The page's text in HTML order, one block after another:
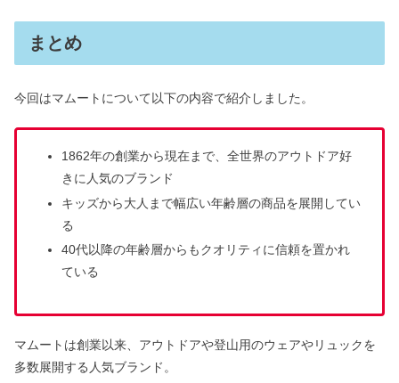
まとめ
今回はマムートについて以下の内容で紹介しました。
1862年の創業から現在まで、全世界のアウトドア好
きに人気のブランド
キッズから大人まで幅広い年齢層の商品を展開してい
る
40代以降の年齢層からもクオリティに信頼を置かれ
ている
マムートは創業以来、アウトドアや登山用のウェアやリュックを
多数展開する人気ブランド。